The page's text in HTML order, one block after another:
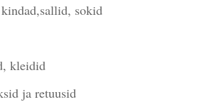
sokid
kleidid
ja retuusid